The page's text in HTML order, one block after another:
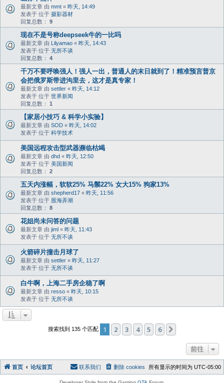
最新文章 由 mmt « 昨天, 14:49
发表于 位于 摄影器材
回复总数： 9
现在不是号称deepseek牛的一比吗
最新文章 由 Lilyamao « 昨天, 14:43
发表于 位于 无所不谈
回复总数： 4
千万不要呼唤强人！强人一出，普通人的末日就到了！精准预言普京
会把俄罗斯带进沟里去，这才是真专家！
最新文章 由 settler « 昨天, 14:12
发表于 位于 世界新闻
回复总数： 1
【家居小技巧 & 科学小实验】
最新文章 由 SOD « 昨天, 14:02
发表于 位于 科学技术
美国远程攻击型武器濒临枯竭
最新文章 由 dhd « 昨天, 12:50
发表于 位于 美国新闻
回复总数： 2
五天内涨幅，软软25% 马鬃22% 女大15% 狗家13%
最新文章 由 shepherd17 « 昨天, 11:56
发表于 位于 股海弄潮
回复总数： 8
花姐尚未问答的问题
最新文章 由 jiml « 昨天, 11:43
发表于 位于 无所不谈
火箭碎片撞击月球了
最新文章 由 settler « 昨天, 11:27
发表于 位于 无所不谈
白牛啊，上海二手房企稳了啊
最新文章 由 resso « 昨天, 10:15
发表于 位于 无所不谈
搜索找到 135 个匹配 1 2 3 4 5 6
前往
首页 论坛首页 所有显示的时间为 UTC-05:00
删除 cookies
联系我们